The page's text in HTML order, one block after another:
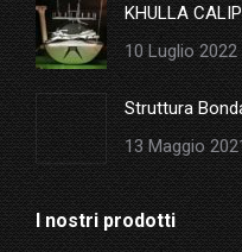
KHULLA
10 Luglio 2022
Struttura
13 Maggio
I nostri prodotti